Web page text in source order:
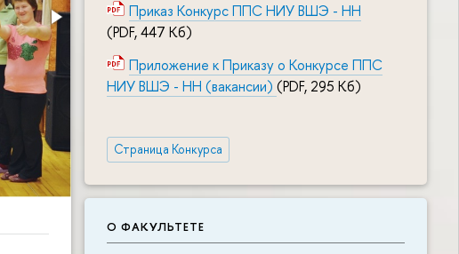
Приказ Конкурс ППС НИУ ВШЭ - НН
(PDF, 447 Кб)
Приложение к Приказу о Конкурсе ППС
НИУ ВШЭ - НН (вакансии) (PDF, 295 Кб)
Страница Конкурса
О ФАКУЛЬТЕТЕ